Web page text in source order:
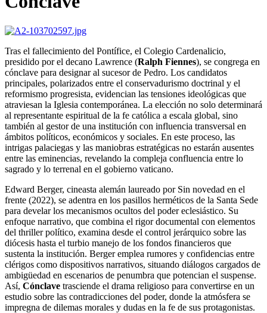
Tras el fallecimiento del Pontífice, el Colegio Cardenalicio,
presidido por el decano Lawrence (Ralph Fiennes), se congrega en
cónclave para designar al sucesor de Pedro. Los candidatos
principales, polarizados entre el conservadurismo doctrinal y el
reformismo progresista, evidencian las tensiones ideológicas que
atraviesan la Iglesia contemporánea. La elección no solo determinará
al representante espiritual de la fe católica a escala global, sino
también al gestor de una institución con influencia transversal en
ámbitos políticos, económicos y sociales. En este proceso, las
intrigas palaciegas y las maniobras estratégicas no estarán ausentes
entre las eminencias, revelando la compleja confluencia entre lo
sagrado y lo terrenal en el gobierno vaticano.
Edward Berger, cineasta alemán laureado por Sin novedad en el
frente (2022), se adentra en los pasillos herméticos de la Santa Sede
para develar los mecanismos ocultos del poder eclesiástico. Su
enfoque narrativo, que combina el rigor documental con elementos
del thriller político, examina desde el control jerárquico sobre las
diócesis hasta el turbio manejo de los fondos financieros que
sustenta la institución. Berger emplea rumores y confidencias entre
clérigos como dispositivos narrativos, situando diálogos cargados de
ambigüedad en escenarios de penumbra que potencian el suspense.
Así, Cónclave trasciende el drama religioso para convertirse en un
estudio sobre las contradicciones del poder, donde la atmósfera se
impregna de dilemas morales y dudas en la fe de sus protagonistas.